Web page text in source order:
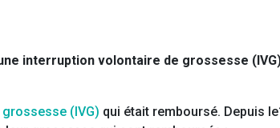
interruption volontaire de grossesse
(IVG) qui était remboursé. Depuis